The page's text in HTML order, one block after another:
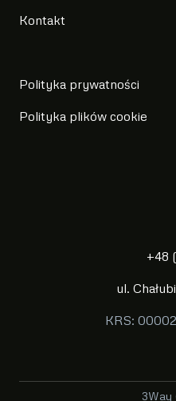
Kontakt
Polityka prywatności
Polityka plików cookie
+48
ul.
KRS: